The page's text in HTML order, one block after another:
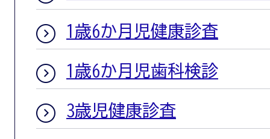
1歳6か月児健康診査
1歳6か月児歯科検診
3歳児健康診査